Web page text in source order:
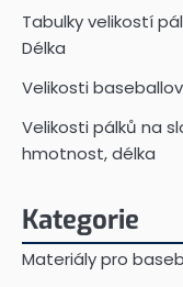
Tabulky velikostí
Délka
Velikosti
Velikosti pálků na
hmotnost, délka
Kategorie
Materiály pro